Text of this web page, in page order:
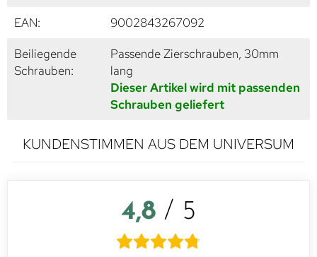
EAN:
9002843267092
Beiliegende
Schrauben:
Passende Zierschrauben, 30mm
lang
Dieser Artikel wird mit passenden
Schrauben geliefert
KUNDENSTIMMEN AUS DEM UNIVERSUM
4,8 / 5